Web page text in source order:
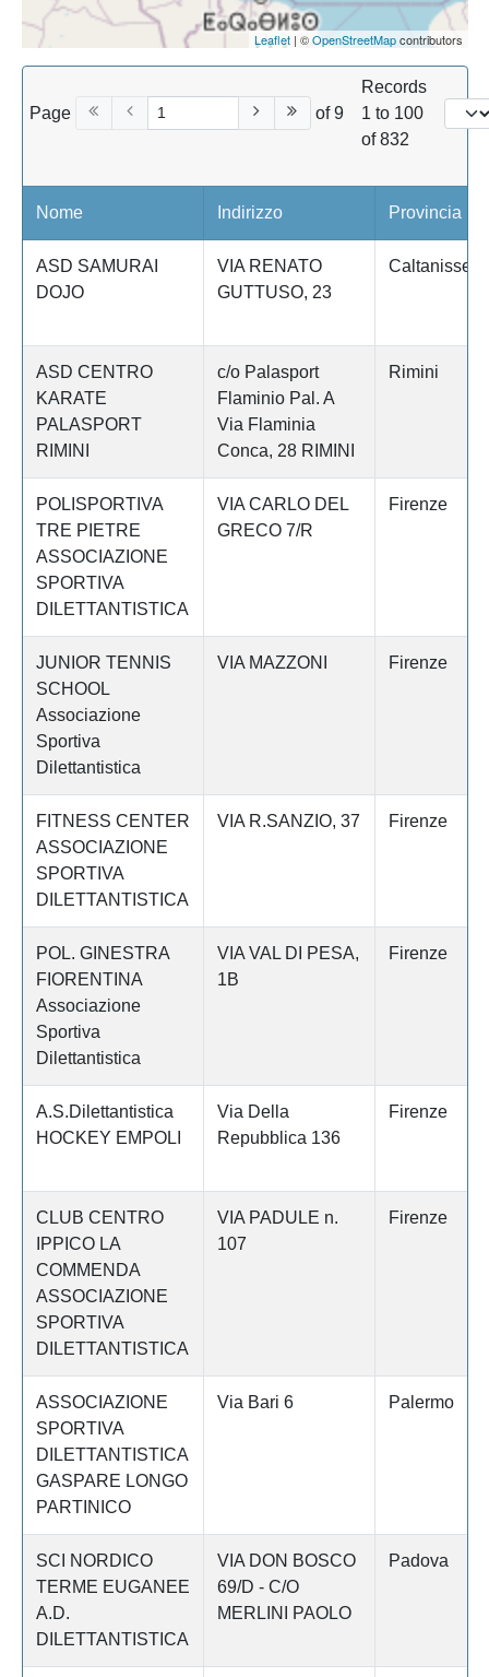
Leaflet| ©OpenStreetMapcontributors
Page of 9
Records
1 to 100
of 832
Nome Indirizzo Provincia
ASD SAMURAI
DOJO
VIA RENATO
GUTTUSO, 23
Caltanissetta
ASD CENTRO
KARATE
PALASPORT
RIMINI
c/o Palasport
Flaminio Pal. A
Via Flaminia
Conca, 28 RIMINI
Rimini
POLISPORTIVA
TRE PIETRE
ASSOCIAZIONE
SPORTIVA
DILETTANTISTICA
VIA CARLO DEL
GRECO 7/R
Firenze
JUNIOR TENNIS
SCHOOL
Associazione
Sportiva
Dilettantistica
VIA MAZZONI Firenze
FITNESS CENTER
ASSOCIAZIONE
SPORTIVA
DILETTANTISTICA
VIA R.SANZIO, 37 Firenze
POL. GINESTRA
FIORENTINA
Associazione
Sportiva
Dilettantistica
VIA VAL DI PESA,
1B
Firenze
A.S.Dilettantistica
HOCKEY EMPOLI
Via Della
Repubblica 136
Firenze
CLUB CENTRO
IPPICO LA
COMMENDA
ASSOCIAZIONE
SPORTIVA
DILETTANTISTICA
VIA PADULE n.
107
Firenze
ASSOCIAZIONE
SPORTIVA
DILETTANTISTICA
GASPARE LONGO
PARTINICO
Via Bari 6 Palermo
SCI NORDICO
TERME EUGANEE
A.D.
DILETTANTISTICA
VIA DON BOSCO
69/D - C/O
MERLINI PAOLO
Padova